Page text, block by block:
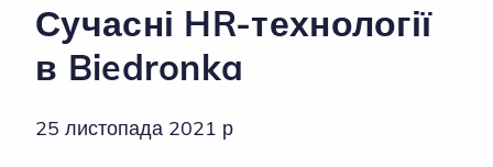
Сучасні HR-технології
в Biedronka
25 листопада 2021 р